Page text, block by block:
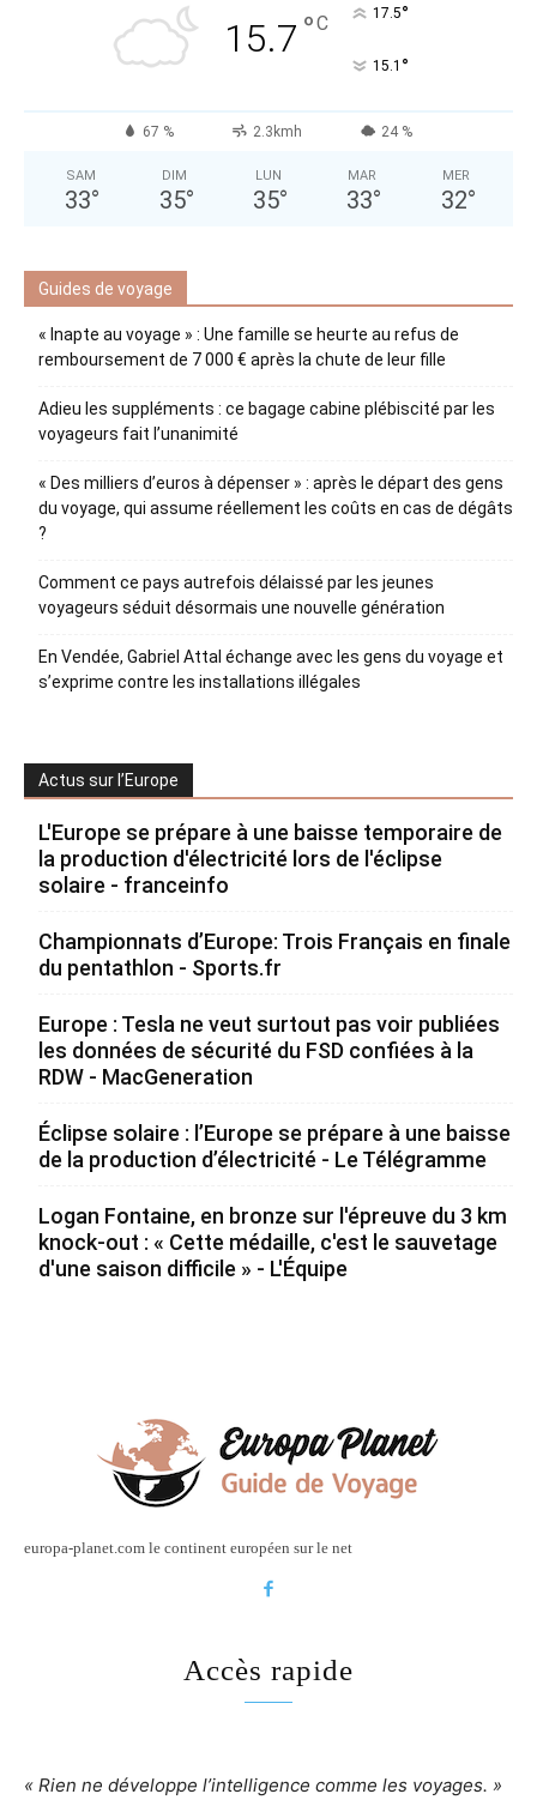
15.7 °C 17.5°
15.1 °
67 % 2.3kmh 24 %
SAM
33°
DIM
35°
LUN
35°
MAR
33°
MER
32°
Guides de voyage
« Inapte au voyage » : Une famille se heurte au refus de
remboursement de 7 000 € après la chute de leur fille
Adieu les suppléments : ce bagage cabine plébiscité par les
voyageurs fait l’unanimité
« Des milliers d’euros à dépenser » : après le départ des gens
du voyage, qui assume réellement les coûts en cas de dégâts
?
Comment ce pays autrefois délaissé par les jeunes
voyageurs séduit désormais une nouvelle génération
En Vendée, Gabriel Attal échange avec les gens du voyage et
s’exprime contre les installations illégales
Actus sur l’Europe
L'Europe se prépare à une baisse temporaire de
la production d'électricité lors de l'éclipse
solaire - franceinfo
Championnats d’Europe: Trois Français en finale
du pentathlon - Sports.fr
Europe : Tesla ne veut surtout pas voir publiées
les données de sécurité du FSD confiées à la
RDW - MacGeneration
Éclipse solaire : l’Europe se prépare à une baisse
de la production d’électricité - Le Télégramme
Logan Fontaine, en bronze sur l'épreuve du 3 km
knock-out : « Cette médaille, c'est le sauvetage
d'une saison difficile » - L'Équipe
europa-planet.com le continent européen sur le net
Accès rapide
« Rien ne développe l’intelligence comme les voyages. »